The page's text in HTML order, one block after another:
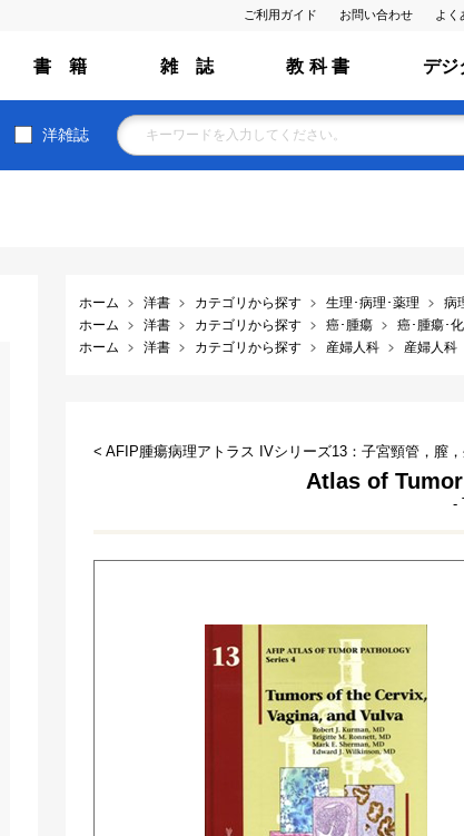
ご利用ガイド お問い合わせ よく
書 籍 雑 誌 教 科 書 デジ
洋雑誌
ホーム 洋書 カテゴリから探す 生理･病理･薬理
病
ホーム
洋書 カテゴリから探す 癌･腫瘍
癌･腫瘍･
ホーム
洋書 カテゴリから探す 産婦人科 産婦人科
< AFIP腫瘍病理アトラス IVシリーズ13：子宮頸管，膣
Atlas of
-